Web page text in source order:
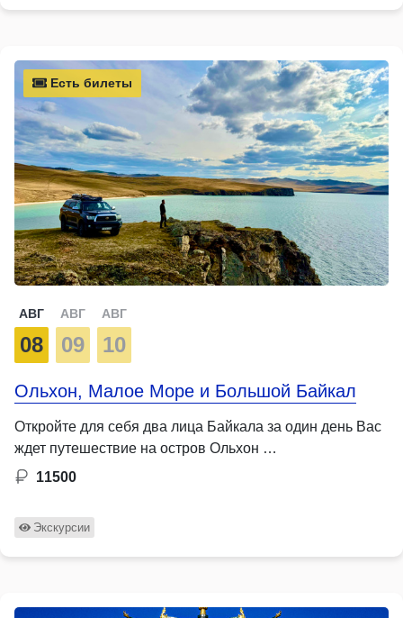
Есть билеты
АВГ
08
АВГ
09
АВГ
10
Ольхон, Малое Море и Большой Байкал
Откройте для себя два лица Байкала за один день Вас
ждет путешествие на остров Ольхон …
11500
Экскурсии